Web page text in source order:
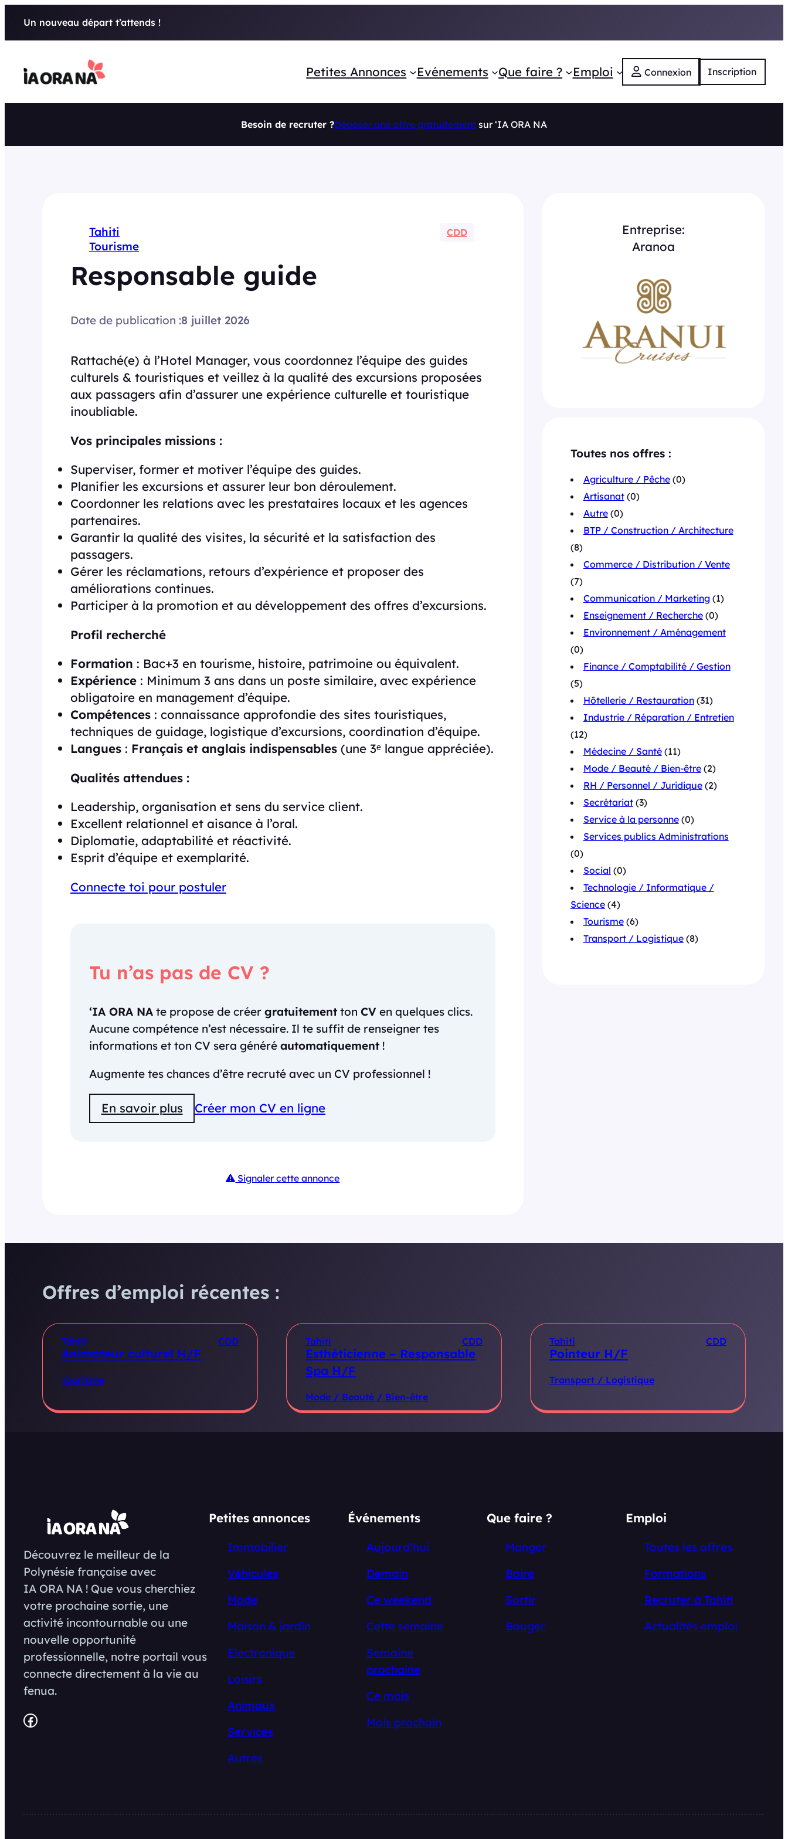
Un nouveau départ t’attends !
Petites Annonces Evénements Que faire ? Emploi Connexion Inscription
Besoin de recruter ?Déposer une offre gratuitement sur ‘IA ORA NA
Tahiti CDD
Tourisme
Responsable guide
Date de publication :8 juillet 2026
Rattaché(e) à l’Hotel Manager, vous coordonnez l’équipe des guides
culturels & touristiques et veillez à la qualité des excursions proposées
aux passagers afin d’assurer une expérience culturelle et touristique
inoubliable.
Vos principales missions :
Superviser, former et motiver l’équipe des guides.
Planifier les excursions et assurer leur bon déroulement.
Coordonner les relations avec les prestataires locaux et les agences
partenaires.
Garantir la qualité des visites, la sécurité et la satisfaction des
passagers.
Gérer les réclamations, retours d’expérience et proposer des
améliorations continues.
Participer à la promotion et au développement des offres d’excursions.
Profil recherché
Formation : Bac+3 en tourisme, histoire, patrimoine ou équivalent.
Expérience : Minimum 3 ans dans un poste similaire, avec expérience
obligatoire en management d’équipe.
Compétences : connaissance approfondie des sites touristiques,
techniques de guidage, logistique d’excursions, coordination d’équipe.
Langues : Français et anglais indispensables (une 3ᵉ langue appréciée).
Qualités attendues :
Leadership, organisation et sens du service client.
Excellent relationnel et aisance à l’oral.
Diplomatie, adaptabilité et réactivité.
Esprit d’équipe et exemplarité.
Connecte toi pour postuler
Tu n’as pas de CV ?
‘IA ORA NA te propose de créer gratuitement ton CV en quelques clics.
Aucune compétence n’est nécessaire. Il te suffit de renseigner tes
informations et ton CV sera généré automatiquement !
Augmente tes chances d’être recruté avec un CV professionnel !
En savoir plus Créer mon CV en ligne
Signaler cette annonce
Entreprise:
Aranoa
Toutes nos offres :
Agriculture / Pêche(0)
Artisanat(0)
Autre(0)
BTP / Construction / Architecture
(8)
Commerce / Distribution / Vente
(7)
Communication / Marketing(1)
Enseignement / Recherche(0)
Environnement / Aménagement
(0)
Finance / Comptabilité / Gestion
(5)
Hôtellerie / Restauration(31)
Industrie / Réparation / Entretien
(12)
Médecine / Santé(11)
Mode / Beauté / Bien-être(2)
RH / Personnel / Juridique(2)
Secrétariat(3)
Service à la personne(0)
Services publics Administrations
(0)
Social (0)
Technologie / Informatique /
Science(4)
Tourisme(6)
Transport / Logistique(8)
Offres d’emploi récentes :
Tahiti CDD
Animateur culturel H/F
Tourisme
Tahiti CDD
Esthéticienne – Responsable
Spa H/F
Mode / Beauté / Bien-être
Tahiti CDD
Pointeur H/F
Transport / Logistique
Découvrez le meilleur de la
Polynésie française avec
IA ORA NA ! Que vous cherchiez
votre prochaine sortie, une
activité incontournable ou une
nouvelle opportunité
professionnelle, notre portail vous
connecte directement à la vie au
fenua.
Facebook
Petites annonces
Immobilier
Véhicules
Mode
Maison & jardin
Electronique
Loisirs
Animaux
Services
Autres
Événements
Aujourd’hui
Demain
Ce weekend
Cette semaine
Semaine
prochaine
Ce mois
Mois prochain
Que faire ?
Manger
Boire
Sortir
Bouger
Emploi
Toutes les offres
Formations
Recruter à Tahiti
Actualités emploi